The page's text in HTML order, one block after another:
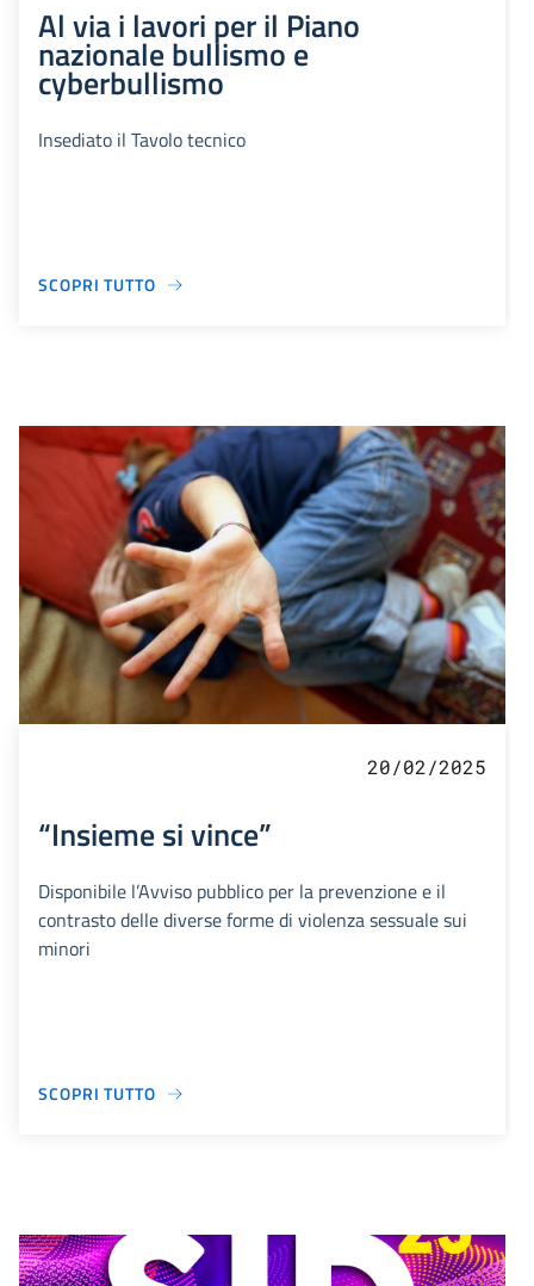
Al via i lavori per il Piano
nazionale bullismo e
cyberbullismo
Insediato il Tavolo tecnico
SCOPRI TUTTO
20/02/2025
“Insieme si vince”
Disponibile l’Avviso pubblico per la prevenzione e il
contrasto delle diverse forme di violenza sessuale sui
minori
SCOPRI TUTTO